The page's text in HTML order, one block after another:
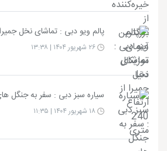
پالم ویو دبی : تماشای نخل جمیرا از
سیاره سبز دبی : سفر به جنگل‌